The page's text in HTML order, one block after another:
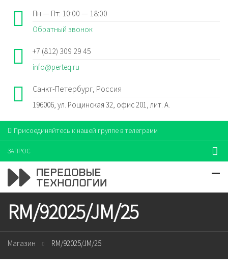
Пн — Пт: 10:00 — 18:00
Обратный звонок
+7 (812) 309 29 45
info@perteq.ru
Санкт-Петербург, Россия
196006, ул. Рощинская 32, офис 201, лит. А.
Присоединяйтесь к нашей группе в телеграмм
ЗАПРОС
RM/92025/JM/25
Магазин RM/92025/JM/25